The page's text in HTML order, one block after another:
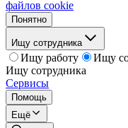
файлов cookie
Понятно
Ищу сотрудника
Ищу работу
Ищу
Ищу сотрудника
Сервисы
Помощь
Ещё